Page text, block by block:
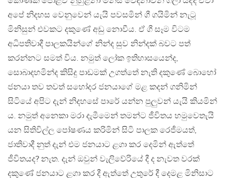
අපේ නිදහස වෙනුවෙන් යැයි පවසමින් ගී ගයිමින් නැටූ
මිනිසුන් එවකට දකුණේ අඩු නොවීය. ඒ ගී සෑම විටම
අධිපතිවාදී පාලකයින්ගේ නින්ද සුව නින්දක් බවට පත්
කරන්නට සමත් විය. නමුත් ලෝක ඉතිහාසයෙන්ද,
සොබාදහමින්ද කිසිදු පාඩමක් උගත්තේ නැති දකුණේ බොහෝ
ජනයා තව තවත් සහෝදර ජනයාගේ මළ කදන් ගනිමින්
සිටියේ අපිට දැන් නිදහසේ පාරේ යන්න පුලුවන් යැයි කියමින්
ය. නමුත් අනෙකා මරා දැමීමෙන් තමන්ට ජීවිතය හමුවෙතැයි
යන සිතිවිල්ල පෝෂණය කරිමින් සිටි පාලක රෙජීමයත්,
ජාතිවාදී නුත් දැන් එම ජනයාට ළගා කර දෙමින් ඇත්තේ
ජීවිතයද? නැත. දැන් ඔවුන් වැලිවේරියේ දී ද නැවත වරක්
දකුණේ ජනයාට ළගා කර දී ඇත්තේ උතුරේ දී දෙමළ මිනිසාට